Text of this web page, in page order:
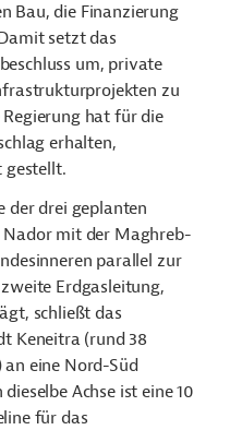
Bau, die Finanzierung
setzt das
um, private
zu
hat für die
erhalten,
gestellt.
der drei geplanten
Nador mit der Maghreb-
parallel zur
Erdgasleitung,
schließt das
Keneitra (rund 38
eine Nord-Süd
Achse ist eine 10
für das